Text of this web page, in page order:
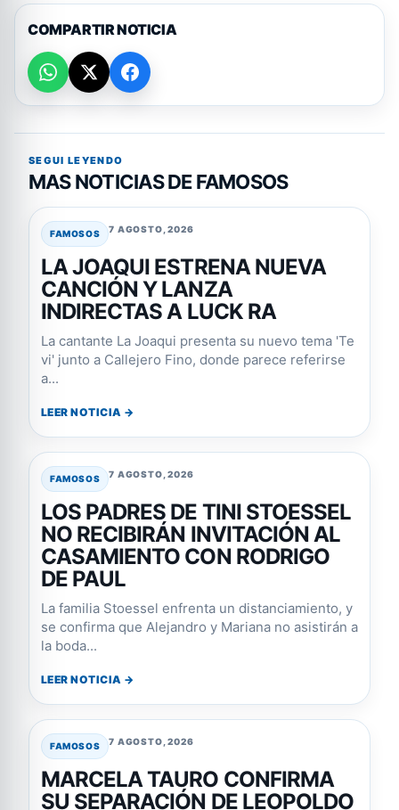
COMPARTIR NOTICIA
SEGUI LEYENDO
MAS NOTICIAS DE FAMOSOS
FAMOSOS 7 AGOSTO, 2026
LA JOAQUI ESTRENA NUEVA
CANCIÓN Y LANZA
INDIRECTAS A LUCK RA
La cantante La Joaqui presenta su nuevo tema 'Te
vi' junto a Callejero Fino, donde parece referirse
a...
LEER NOTICIA →
FAMOSOS 7 AGOSTO, 2026
LOS PADRES DE TINI STOESSEL
NO RECIBIRÁN INVITACIÓN AL
CASAMIENTO CON RODRIGO
DE PAUL
La familia Stoessel enfrenta un distanciamiento, y
se confirma que Alejandro y Mariana no asistirán a
la boda...
LEER NOTICIA →
FAMOSOS 7 AGOSTO, 2026
MARCELA TAURO CONFIRMA
SU SEPARACIÓN DE LEOPOLDO